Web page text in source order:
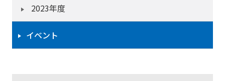
2023年度
イベント